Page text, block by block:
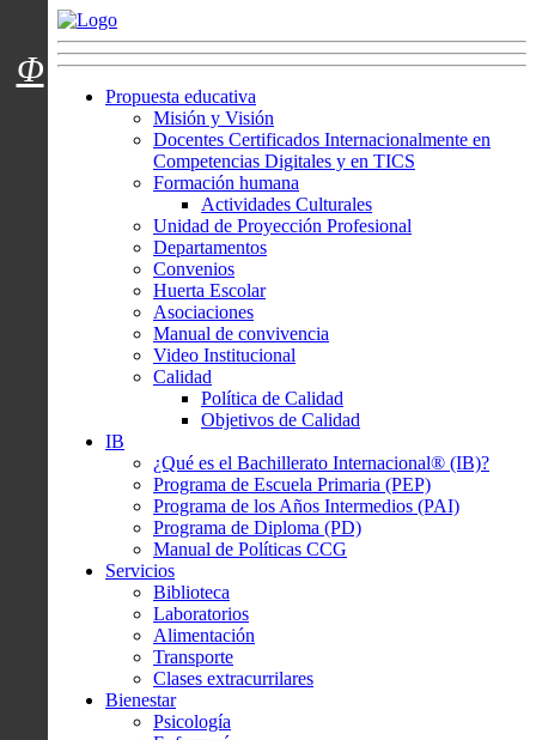
Menú usuarios
Propuesta educativa
Misión y Visión
Docentes Certificados Internacionalmente en
Competencias Digitales y en TICS
Formación humana
Actividades Culturales
Unidad de Proyección Profesional
Departamentos
Convenios
Huerta Escolar
Asociaciones
Manual de convivencia
Video Institucional
Calidad
Política de Calidad
Objetivos de Calidad
IB
¿Qué es el Bachillerato Internacional® (IB)?
Programa de Escuela Primaria (PEP)
Programa de los Años Intermedios (PAI)
Programa de Diploma (PD)
Manual de Políticas CCG
Servicios
Biblioteca
Laboratorios
Alimentación
Transporte
Clases extracurrilares
Bienestar
Psicología
Φ